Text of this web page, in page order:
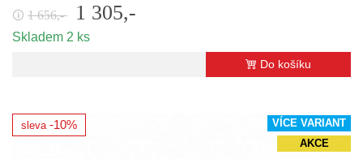
🛈 1 656,- 1 305,-
Skladem 2 ks
Do košíku
VÍCE VARIANT
AKCE
sleva -10%